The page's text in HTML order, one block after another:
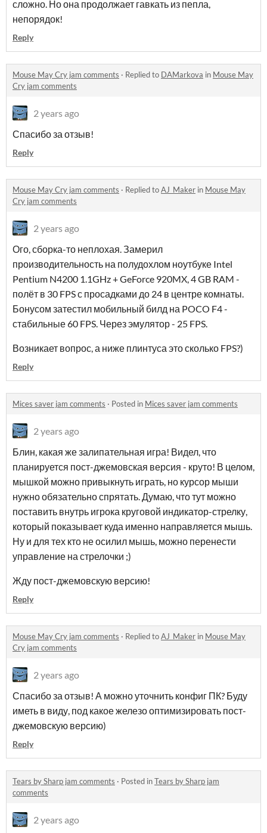
сложно. Но она продолжает гавкать из пепла,
непорядок!
Reply
Mouse May Cry jam comments · Replied to DAMarkova in Mouse May
Cry jam comments
2 years ago
Спасибо за отзыв!
Reply
Mouse May Cry jam comments · Replied toAJ_Maker in Mouse May
Cry jam comments
2 years ago
Ого, сборка-то неплохая. Замерил
производительность на полудохлом ноутбуке Intel
Pentium N4200 1.1GHz + GeForce 920MX, 4 GB RAM -
полёт в 30 FPS с просадками до 24 в центре комнаты.
Бонусом затестил мобильный билд на POCO F4 -
стабильные 60 FPS. Через эмулятор - 25 FPS.
Возникает вопрос, а ниже плинтуса это сколько FPS?)
Reply
Mices saver jam comments · Posted in Mices saver jam comments
2 years ago
Блин, какая же залипательная игра! Видел, что
планируется пост-джемовская версия - круто! В целом,
мышкой можно привыкнуть играть, но курсор мыши
нужно обязательно спрятать. Думаю, что тут можно
поставить внутрь игрока круговой индикатор-стрелку,
который показывает куда именно направляется мышь.
Ну и для тех кто не осилил мышь, можно перенести
управление на стрелочки ;)
Жду пост-джемовскую версию!
Reply
Mouse May Cry jam comments · Replied toAJ_Maker in Mouse May
Cry jam comments
2 years ago
Спасибо за отзыв! А можно уточнить конфиг ПК? Буду
иметь в виду, под какое железо оптимизировать пост-
джемовскую версию)
Reply
Tears by Sharp jam comments · Posted inTears by Sharp jam
comments
2 years ago